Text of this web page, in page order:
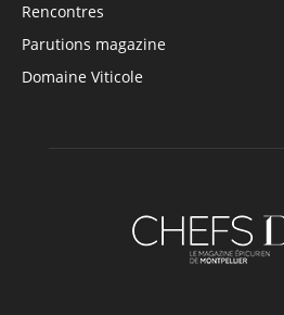
Rencontres
Parutions magazine
Domaine Viticole